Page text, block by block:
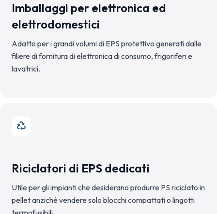
Imballaggi per elettronica ed
elettrodomestici
Adatto per i grandi volumi di EPS protettivo generati dalle
filiere di fornitura di elettronica di consumo, frigoriferi e
lavatrici.
Riciclatori di EPS dedicati
Utile per gli impianti che desiderano produrre PS riciclato in
pellet anziché vendere solo blocchi compattati o lingotti